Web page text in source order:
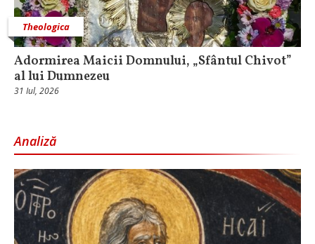
Theologica
Adormirea Maicii Domnului, „Sfântul Chivot”
al lui Dumnezeu
31 Iul, 2026
Analiză